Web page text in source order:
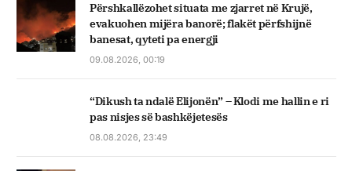
Përshkallëzohet situata me zjarret në Krujë,
evakuohen mijëra banorë; flakët përfshijnë
banesat, qyteti pa energji
09.08.2026, 00:19
“Dikush ta ndalë Elijonën” – Klodi me hallin e ri
pas nisjes së bashkëjetesës
08.08.2026, 23:49